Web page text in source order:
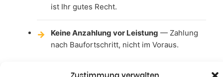
ist Ihr gutes Recht.
Keine Anzahlung vor Leistung — Zahlung
nach Baufortschritt, nicht im Voraus.